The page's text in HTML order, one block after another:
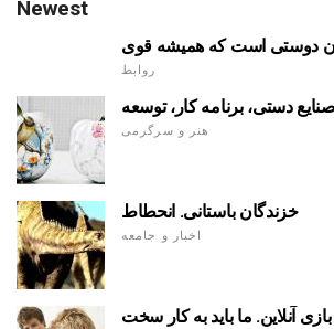
Newest
دوستی است که همیشه قوی
روابط
دستی، برنامه کار، توسعه
هنر و سرگرمی
خزندگان باستانی. انحطاط
اخبار و جامعه
آنلاین. ما باید به کار سخت